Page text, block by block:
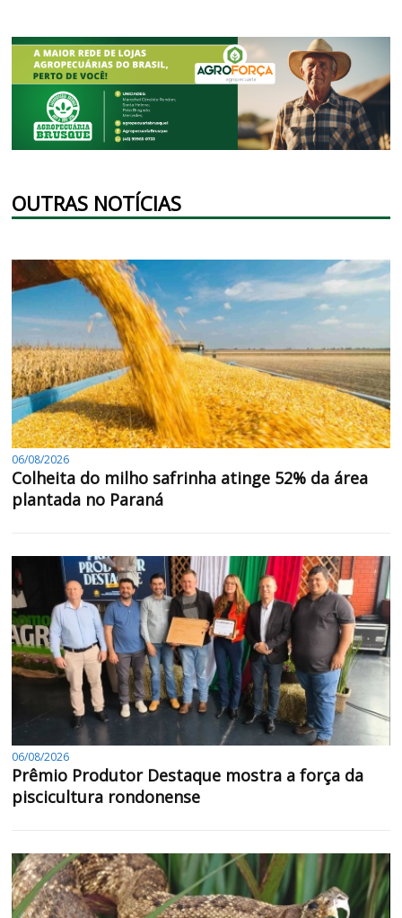
OUTRAS NOTÍCIAS
06/08/2026
Colheita do milho safrinha atinge 52% da área
plantada no Paraná
06/08/2026
Prêmio Produtor Destaque mostra a força da
piscicultura rondonense